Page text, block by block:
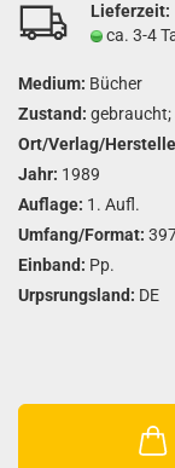
Lieferzeit:
ca. 3-4
Medium: Bücher
Zustand: gebraucht;
Ort/Verlag/
Jahr: 1989
Auflage: 1. Aufl.
Umfang/Format:
Einband: Pp.
Urpsrungsland: DE